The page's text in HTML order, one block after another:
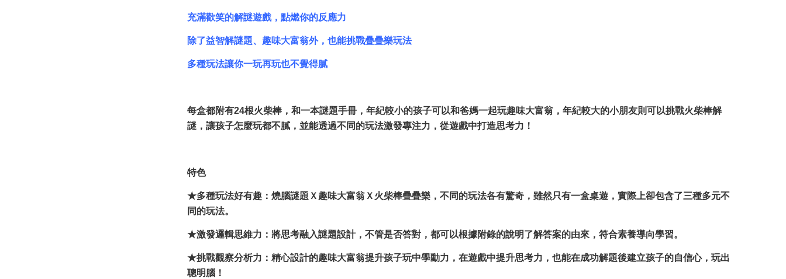
充滿歡笑的解謎遊戲，點燃你的反應力
除了益智解謎題、趣味大富翁外，也能挑戰疊疊樂玩法
多種玩法讓你一玩再玩也不覺得膩
每盒都附有24根火柴棒，和一本謎題手冊，年紀較小的孩子可以和爸媽一起玩趣味大富翁，年紀較大的小朋友則可以挑戰火柴棒解
謎，讓孩子怎麼玩都不膩，並能透過不同的玩法激發專注力，從遊戲中打造思考力！
特色
★多種玩法好有趣：燒腦謎題Ｘ趣味大富翁Ｘ火柴棒疊疊樂，不同的玩法各有驚奇，雖然只有一盒桌遊，實際上卻包含了三種多元不
同的玩法。
★激發邏輯思維力：將思考融入謎題設計，不管是否答對，都可以根據附錄的說明了解答案的由來，符合素養導向學習。
★挑戰觀察分析力：精心設計的趣味大富翁提升孩子玩中學動力，在遊戲中提升思考力，也能在成功解題後建立孩子的自信心，玩出
聰明腦！